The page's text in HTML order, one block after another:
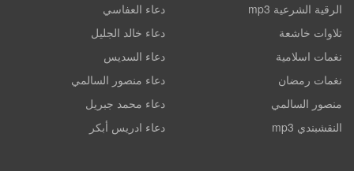
الرقية الشرعية mp3
تلاوات خاشعة
نغمات اسلامية
نغمات رمضان
منصور السالمي
النقشبندي mp3
دعاء العفاسي
دعاء خالد الجليل
دعاء السديس
دعاء منصور السالمي
دعاء محمد جبريل
دعاء ادريس أبكر